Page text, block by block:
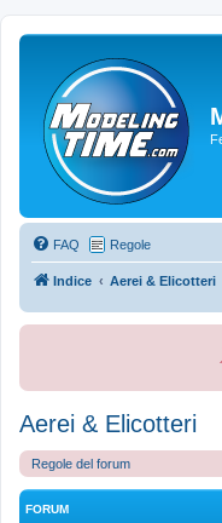
FAQ Regole
Indice Aerei & Elicotteri
Aerei & Elicotteri
Regole del forum
FORUM